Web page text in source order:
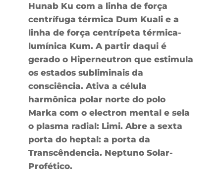
Hunab Ku com a linha de força
centrífuga térmica Dum Kuali e a
linha de força centrípeta térmica-
lumínica Kum. A partir daqui é
gerado o Hiperneutron que estimula
os estados subliminais da
consciência. Ativa a célula
harmônica polar norte do polo
Marka com o electron mental e sela
o plasma radial: Limi. Abre a sexta
porta do heptal: a porta da
Transcêndencia. Neptuno Solar-
Profético.